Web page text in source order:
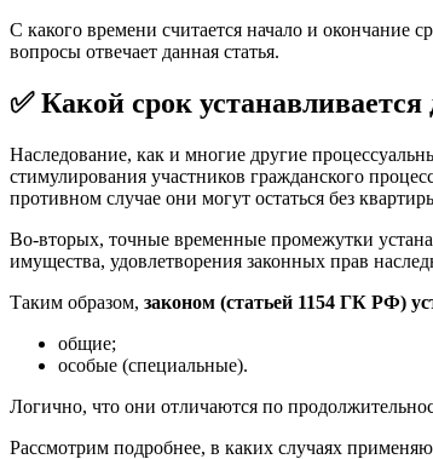
С какого времени считается начало и
вопросы отвечает данная статья.
✅ Какой срок
Наследование, как и многие другие
стимулирования участников гражданского
противном случае они могут остаться без
Во-вторых, точные временные промежутки
имущества, удовлетворения законных прав
Таким образом, законом (статьей 1154 ГК РФ)
общие;
особые (специальные).
Логично, что они отличаются по
Рассмотрим подробнее, в каких случаях